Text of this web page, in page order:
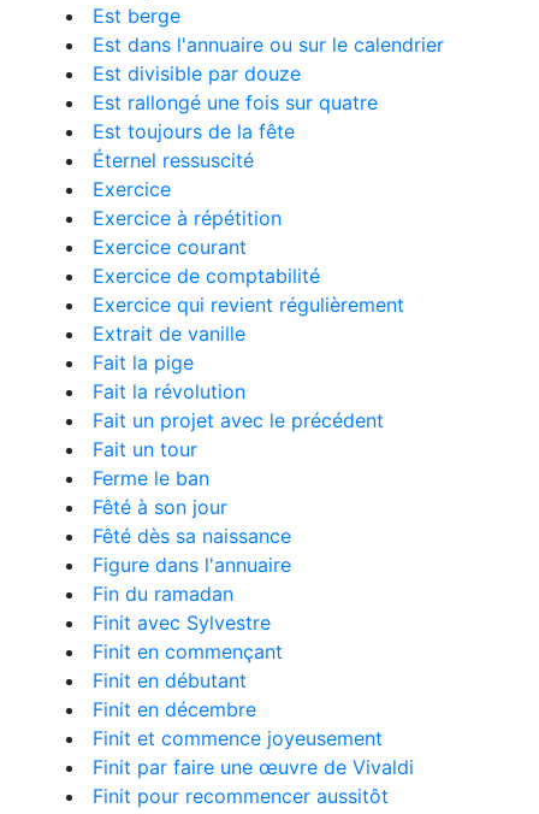
Est berge
Est dans l'annuaire ou sur le calendrier
Est divisible par douze
Est rallongé une fois sur quatre
Est toujours de la fête
Éternel ressuscité
Exercice
Exercice à répétition
Exercice courant
Exercice de comptabilité
Exercice qui revient régulièrement
Extrait de vanille
Fait la pige
Fait la révolution
Fait un projet avec le précédent
Fait un tour
Ferme le ban
Fêté à son jour
Fêté dès sa naissance
Figure dans l'annuaire
Fin du ramadan
Finit avec Sylvestre
Finit en commençant
Finit en débutant
Finit en décembre
Finit et commence joyeusement
Finit par faire une œuvre de Vivaldi
Finit pour recommencer aussitôt